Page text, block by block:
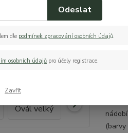
velký Odeslat
dle podmínek zpracování osobních údajů.
osobních údajů pro účely registrace.
Zavřít